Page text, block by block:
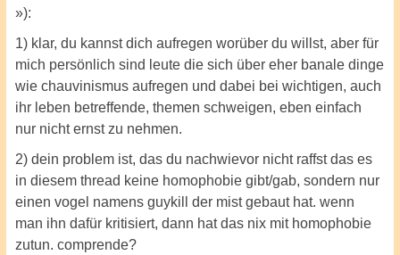
»):
1) klar, du kannst dich aufregen worüber du willst, aber für
mich persönlich sind leute die sich über eher banale dinge
wie chauvinismus aufregen und dabei bei wichtigen, auch
ihr leben betreffende, themen schweigen, eben einfach
nur nicht ernst zu nehmen.
2) dein problem ist, das du nachwievor nicht raffst das es
in diesem thread keine homophobie gibt/gab, sondern nur
einen vogel namens guykill der mist gebaut hat. wenn
man ihn dafür kritisiert, dann hat das nix mit homophobie
zutun. comprende?